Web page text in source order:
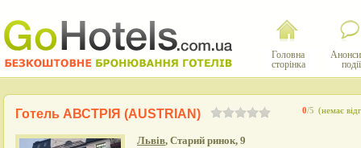
Головна
сторінка
події
0/5 (немає
Готель АВСТРІЯ (AUSTRIAN)
Львів, Старий ринок, 9